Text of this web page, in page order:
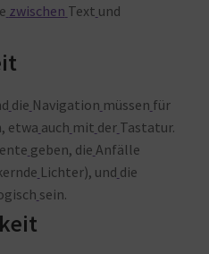
zwischen Text und
die Navigation müssen für
etwa auch mit der Tastatur.
geben, die Anfälle
Lichter), und die
sein.